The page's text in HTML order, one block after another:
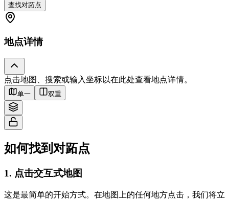
查找对跖点
地点详情
点击地图、搜索或输入坐标以在此处查看地点详情。
Tiles © Esri — Source: Esri, i-cubed, USDA, USGS, AEX, GeoEye,
Getmapping, Aerogrid, IGN, IGP, UPR-EGP, and the GIS User Community
单一 双重
如何找到对跖点
1. 点击交互式地图
这是最简单的开始方式。在地图上的任何地方点击，我们将立